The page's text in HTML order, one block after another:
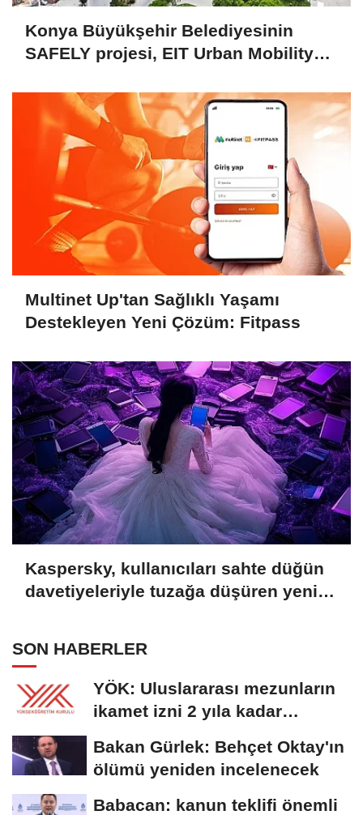
Konya Büyükşehir Belediyesinin
SAFELY projesi, EIT Urban Mobility
Multinet Up'tan Sağlıklı Yaşamı
Destekleyen Yeni Çözüm: Fitpass
Kaspersky, kullanıcıları sahte düğün
davetiyeleriyle tuzağa düşüren yeni
SON HABERLER
YÖK: Uluslararası mezunların
ikamet izni 2 yıla kadar
Bakan Gürlek: Behçet Oktay'ın
ölümü yeniden incelenecek
Babacan: kanun teklifi önemli